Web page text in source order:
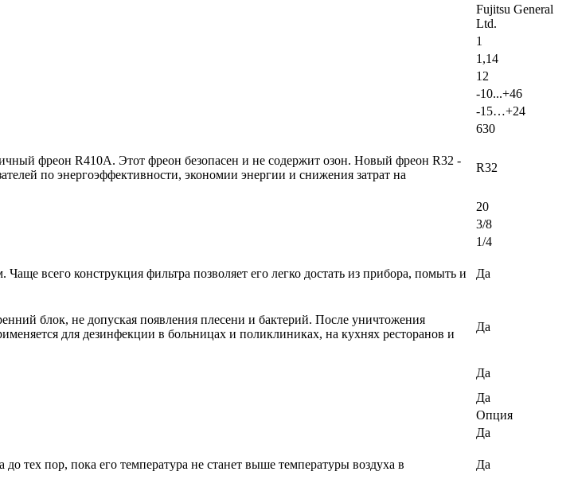
Fujitsu General
Ltd.
1
1,14
12
-10...+46
-15…+24
630
фреон R410A. Этот фреон безопасен и не содержит озон. Новый фреон R32 -
по энергоэффективности, экономии энергии и снижения затрат на
R32
20
3/8
1/4
всего конструкция фильтра позволяет его легко достать из прибора, помыть и
Да
блок, не допуская появления плесени и бактерий. После уничтожения
для дезинфекции в больницах и поликлиниках, на кухнях ресторанов и
Да
Да
Да
Опция
Да
тех пор, пока его температура не станет выше температуры воздуха в
Да